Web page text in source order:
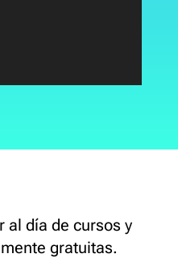
al día de cursos y
gratuitas.